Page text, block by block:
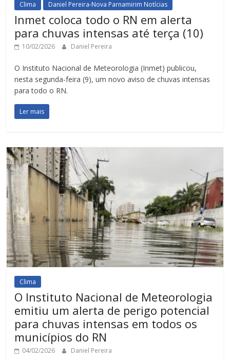
Clima Daniel Pereira-Nova Parnamirim Notícias
Inmet coloca todo o RN em alerta
para chuvas intensas até terça (10)
10/02/2026 Daniel Pereira
O Instituto Nacional de Meteorologia (Inmet) publicou,
nesta segunda-feira (9), um novo aviso de chuvas intensas
para todo o RN.
Ler mais
Clima
O Instituto Nacional de Meteorologia
emitiu um alerta de perigo potencial
para chuvas intensas em todos os
municípios do RN
04/02/2026 Daniel Pereira